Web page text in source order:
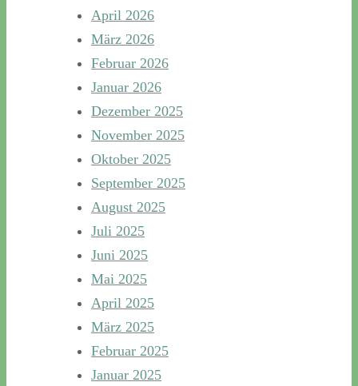
April 2026
März 2026
Februar 2026
Januar 2026
Dezember 2025
November 2025
Oktober 2025
September 2025
August 2025
Juli 2025
Juni 2025
Mai 2025
April 2025
März 2025
Februar 2025
Januar 2025